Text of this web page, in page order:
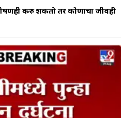
करु शकतो तर कोणाचा जीवही